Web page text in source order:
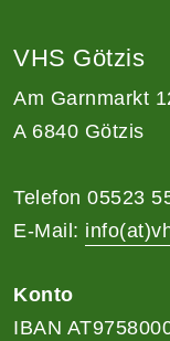
VHS Götzis
Am Garnmarkt
A 6840 Götzis
Telefon 05523
E-Mail:
Konto
IBAN